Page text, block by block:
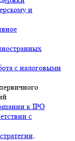
и
с налоговыми
к IPO
с